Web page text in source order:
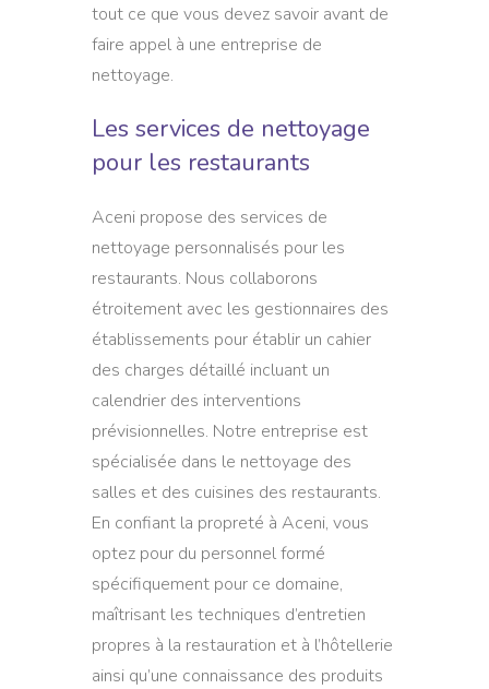
tout ce que vous devez savoir avant de
faire appel à une entreprise de
nettoyage.
Les services de nettoyage
pour les restaurants
Aceni propose des services de
nettoyage personnalisés pour les
restaurants. Nous collaborons
étroitement avec les gestionnaires des
établissements pour établir un cahier
des charges détaillé incluant un
calendrier des interventions
prévisionnelles. Notre entreprise est
spécialisée dans le nettoyage des
salles et des cuisines des restaurants.
En confiant la propreté à Aceni, vous
optez pour du personnel formé
spécifiquement pour ce domaine,
maîtrisant les techniques d’entretien
propres à la restauration et à l’hôtellerie
ainsi qu’une connaissance des produits